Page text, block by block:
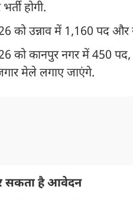
होगी.
को उन्नाव में 1,160 पद
को कानपुर नगर में 450
मेले लगाए जाएंगे.
सकता है आवेदन